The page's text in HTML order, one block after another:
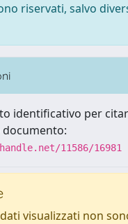
riservati, salvo
identificativo per
11586/16981
visualizzati non